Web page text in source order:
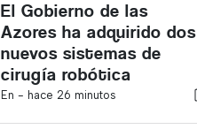
El Gobierno de las
Azores ha adquirido dos
nuevos sistemas de
cirugía robótica
En - hace 26 minutos